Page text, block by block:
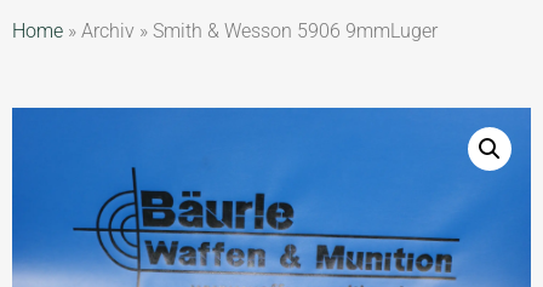
Home » Archiv » Smith & Wesson 5906 9mmLuger